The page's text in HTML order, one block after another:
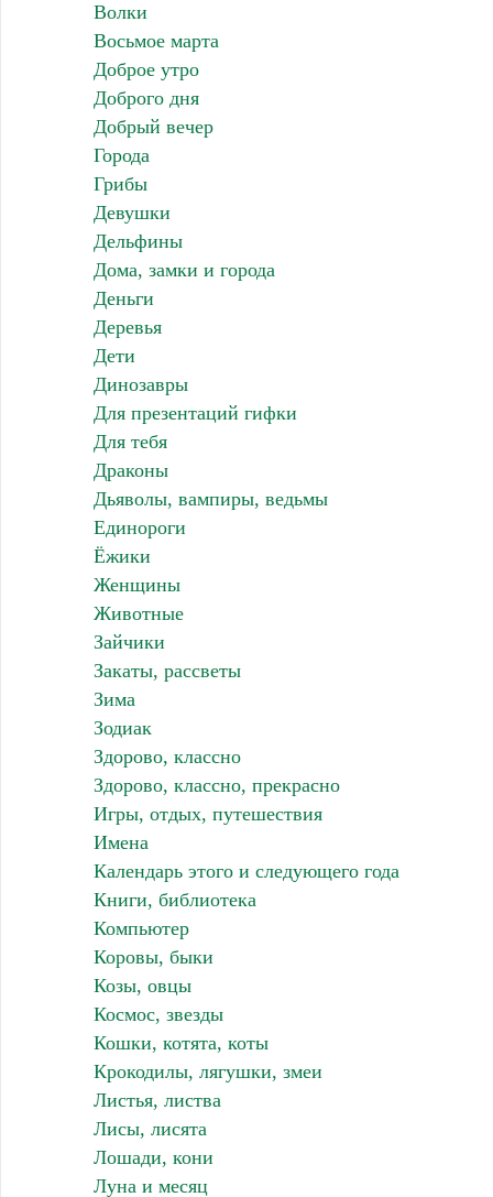
Волки
Восьмое марта
Доброе утро
Доброго дня
Добрый вечер
Города
Грибы
Девушки
Дельфины
Дома, замки и города
Деньги
Деревья
Дети
Динозавры
Для презентаций гифки
Для тебя
Драконы
Дьяволы, вампиры, ведьмы
Единороги
Ёжики
Женщины
Животные
Зайчики
Закаты, рассветы
Зима
Зодиак
Здорово, классно
Здорово, классно, прекрасно
Игры, отдых, путешествия
Имена
Календарь этого и следующего года
Книги, библиотека
Компьютер
Коровы, быки
Козы, овцы
Космос, звезды
Кошки, котята, коты
Крокодилы, лягушки, змеи
Листья, листва
Лисы, лисята
Лошади, кони
Луна и месяц